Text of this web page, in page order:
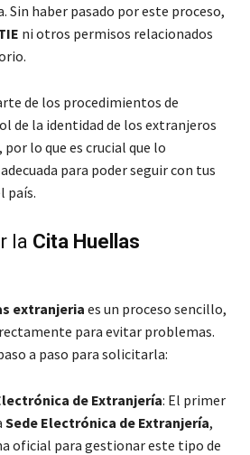
Sin haber pasado por este proceso,
ni otros permisos relacionados
de los procedimientos de
de la identidad de los extranjeros
por lo que es crucial que lo
para poder seguir con tus
país.
la Cita Huellas
extranjeria es un proceso sencillo,
para evitar problemas.
a paso para solicitarla:
de Extranjería: El primer
Sede Electrónica de Extranjería,
oficial para gestionar este tipo de